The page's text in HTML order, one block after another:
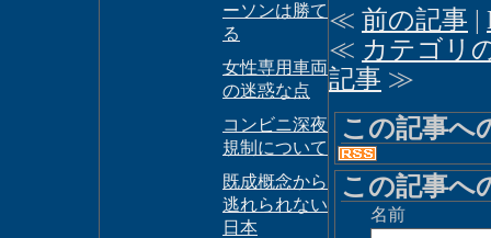
ーソンは勝て
る
女性専用車両
の迷惑な点
コンビニ深夜
規制について
既成概念から
逃れられない
日本
≪ 前の記事 |
≪ カテゴリ
記事 ≫
この記事へ
この記事へ
名前